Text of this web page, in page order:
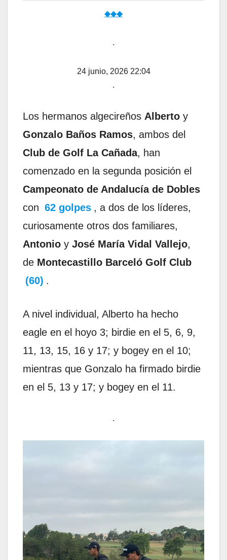
◆◆◆
.
24 junio, 2026 22:04
.
Los hermanos algecireños Alberto y
Gonzalo Baños Ramos, ambos del
Club de Golf La Cañada, han
comenzado en la segunda posición el
Campeonato de Andalucía de Dobles
con 62 golpes , a dos de los líderes,
curiosamente otros dos familiares,
Antonio y José María Vidal Vallejo,
de Montecastillo Barceló Golf Club
(60) .
A nivel individual, Alberto ha hecho
eagle en el hoyo 3; birdie en el 5, 6, 9,
11, 13, 15, 16 y 17; y bogey en el 10;
mientras que Gonzalo ha firmado birdie
en el 5, 13 y 17; y bogey en el 11.
.